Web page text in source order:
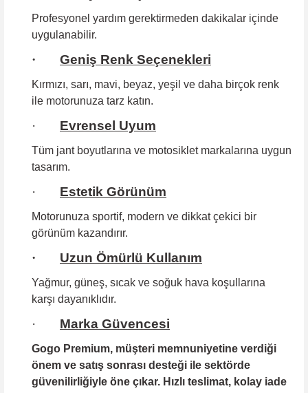
Profesyonel yardım gerektirmeden dakikalar içinde
uygulanabilir.
· Geniş Renk Seçenekleri
Kırmızı, sarı, mavi, beyaz, yeşil ve daha birçok renk
ile motorunuza tarz katın.
· Evrensel Uyum
Tüm jant boyutlarına ve motosiklet markalarına uygun
tasarım.
· Estetik Görünüm
Motorunuza sportif, modern ve dikkat çekici bir
görünüm kazandırır.
· Uzun Ömürlü Kullanım
Yağmur, güneş, sıcak ve soğuk hava koşullarına
karşı dayanıklıdır.
· Marka Güvencesi
Gogo Premium, müşteri memnuniyetine verdiği
önem ve satış sonrası desteği ile sektörde
güvenilirliğiyle öne çıkar. Hızlı teslimat, kolay iade